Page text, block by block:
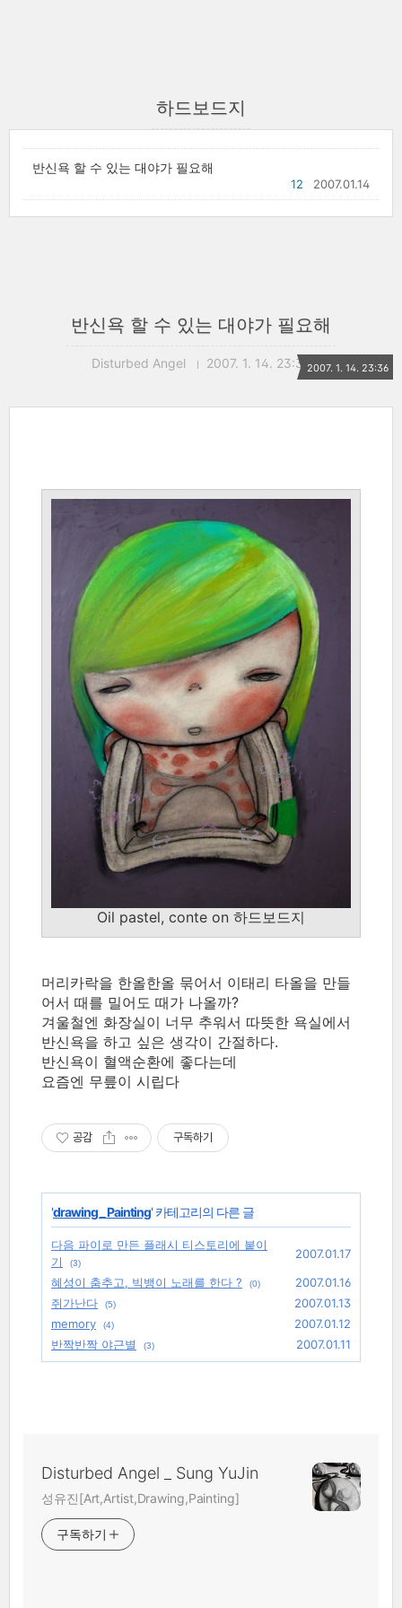
하드보드지
반신욕 할 수 있는 대야가 필요해
2007.01.14
12
반신욕 할 수 있는 대야가 필요해
Disturbed Angel 2007. 1. 14. 23:362007. 1. 14. 23:36
Oil pastel, conte on 하드보드지
머리카락을 한올한올 묶어서 이태리 타올을 만들
어서 때를 밀어도 때가 나올까?
겨울철엔 화장실이 너무 추워서 따뜻한 욕실에서
반신욕을 하고 싶은 생각이 간절하다.
반신욕이 혈액순환에 좋다는데
요즘엔 무릎이 시립다
공감 구독하기
'drawing _ Painting' 카테고리의 다른 글
다음 파이로 만든 플래시 티스토리에 붙이
기
(3)
2007.01.17
혜성이 춤추고, 빅뱅이 노래를 한다 ?
(0)
2007.01.16
쥐가난다
(5)
2007.01.13
memory
(4)
2007.01.12
반짝반짝 야근별
(3) 2007.01.11
Disturbed Angel _ Sung YuJin
성유진[Art,Artist,Drawing,Painting]
구독하기